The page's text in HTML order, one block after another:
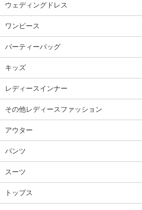
ウェディングドレス
ワンピース
パーティーバッグ
キッズ
レディースインナー
その他レディースファッション
アウター
パンツ
スーツ
トップス